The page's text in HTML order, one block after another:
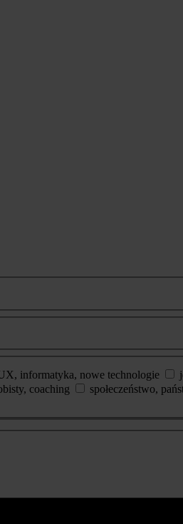
informatyka, nowe technologie
coaching społeczeństwo,